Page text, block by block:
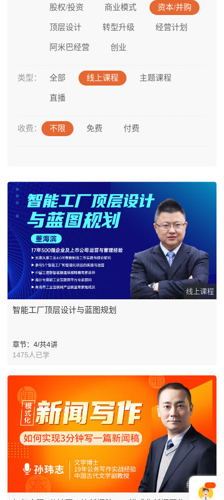
股权/投资 商业模式 资本/并购
顶层设计 转型升级 经营计划
阿米巴经营 创业
类型： 全部 线上课程 主题课程
直播
收费： 不限 免费 付费
线上课程
智能工厂顶层设计与蓝图规划
章节：4/共4讲
1475人已学
线上课程